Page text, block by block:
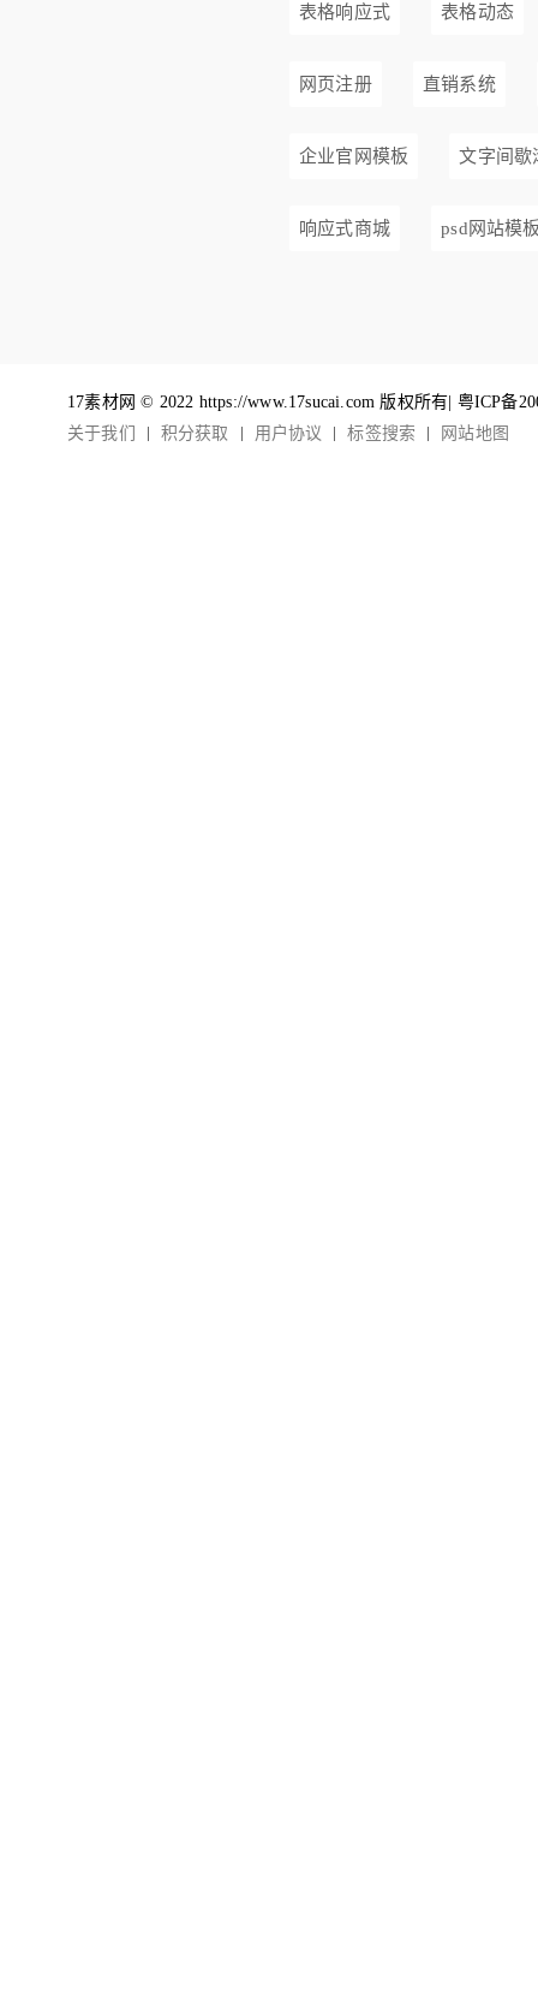
表格响应式 表格动态
网页注册 直销系统
企业官网模板 文字间歇
响应式商城 psd网站模
17素材网 © 2022 https://www.17sucai.com 版权所有| 粤ICP备
关于我们
积分获取 用户协议 标签搜索 网站地图